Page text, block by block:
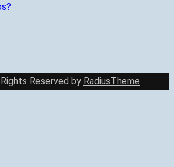
Reserved by RadiusTheme